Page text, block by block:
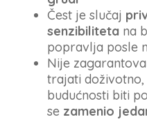
Čest je slučaj
senzibiliteta na
popravlja posle
Nije
trajati doživotno,
budućnosti biti
se zamenio